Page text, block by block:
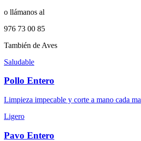
o llámanos al
976 73 00 85
También de Aves
Saludable
Pollo Entero
Limpieza impecable y corte a mano cada
Ligero
Pavo Entero